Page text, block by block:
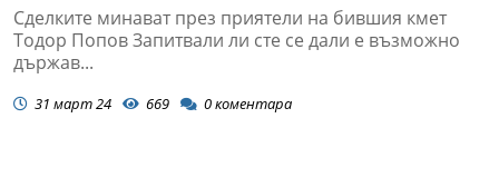
Сделките минават през приятели на бившия кмет
Тодор Попов Запитвали ли сте се дали е възможно
държав...
31 март 24 669 0коментара